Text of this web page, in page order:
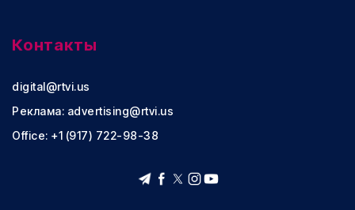
Контакты
digital@rtvi.us
Реклама: advertising@rtvi.us
Office: +1 (917) 722-98-38